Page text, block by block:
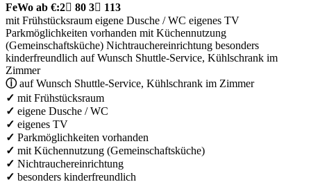
FeWo ab €:2 80 3 113
mit Frühstücksraum eigene Dusche / WC eigenes TV
Parkmöglichkeiten vorhanden mit Küchennutzung
(Gemeinschaftsküche) Nichtrauchereinrichtung besonders
kinderfreundlich auf Wunsch Shuttle-Service, Kühlschrank im
Zimmer
ⓘauf Wunsch Shuttle-Service, Kühlschrank im Zimmer
✓ mit Frühstücksraum
✓ eigene Dusche / WC
✓ eigenes TV
✓ Parkmöglichkeiten vorhanden
✓ mit Küchennutzung (Gemeinschaftsküche)
✓ Nichtrauchereinrichtung
✓ besonders kinderfreundlich